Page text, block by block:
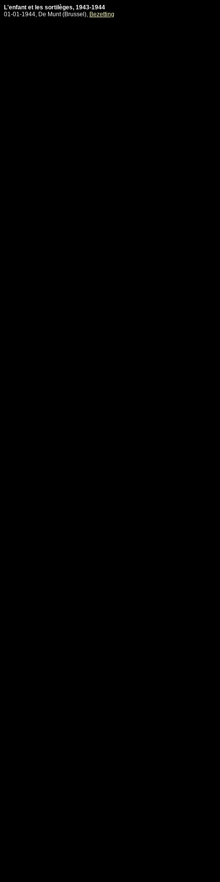
L'enfant et les sortilèges, 1943-1944
01-01-1944, De Munt (Brussel), Bezetting